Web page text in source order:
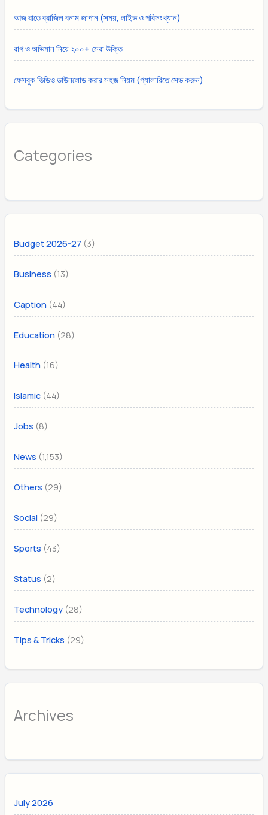
আজ রাতে ব্রাজিল বনাম জাপান (সময়, লাইভ ও পরিসংখ্যান)
রাগ ও অভিমান নিয়ে ২০০+ সেরা উক্তি
ফেসবুক ভিডিও ডাউনলোড করার সহজ নিয়ম (গ্যালারিতে সেভ করুন)
Categories
Budget 2026-27 (3)
Business (13)
Caption (44)
Education (28)
Health (16)
Islamic (44)
Jobs (8)
News (1,153)
Others (29)
Social (29)
Sports (43)
Status (2)
Technology (28)
Tips & Tricks (29)
Archives
July 2026